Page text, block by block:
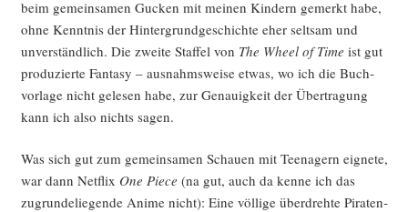
beim gemein­sa­men Gucken mit mei­nen Kin­dern gemerkt habe,
ohne Kennt­nis der Hin­ter­grund­ge­schich­te eher selt­sam und
unver­ständ­lich. Die zwei­te Staf­fel von The Wheel of Time ist gut
pro­du­zier­te Fan­ta­sy – aus­nahms­wei­se etwas, wo ich die Buch­
vor­la­ge nicht gele­sen habe, zur Genau­ig­keit der Über­tra­gung
kann ich also nichts sagen.
Was sich gut zum gemein­sa­men Schau­en mit Teen­agern eig­ne­te,
war dann Net­flix One Pie­ce (na gut, auch da ken­ne ich das
zugrun­de­lie­gen­de Ani­me nicht): Eine völ­li­ge über­dreh­te Pira­ten­